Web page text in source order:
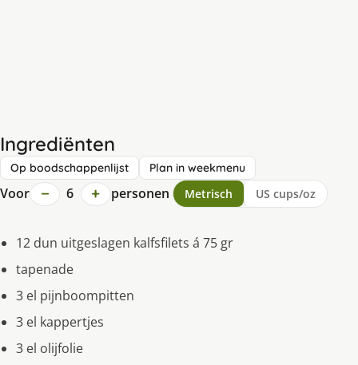
Ingrediënten
Op boodschappenlijst Plan in weekmenu
Voor − 6 + personen Metrisch US cups/oz
12 dun uitgeslagen kalfsfilets á 75 gr
tapenade
3 el pijnboompitten
3 el kappertjes
3 el olijfolie